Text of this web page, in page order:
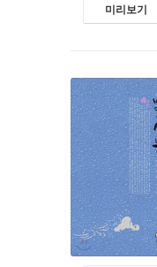
미리보기